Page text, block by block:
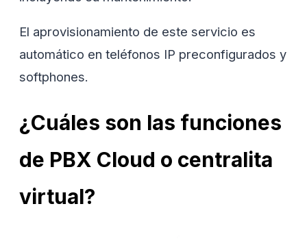
El aprovisionamiento de este servicio es
automático en teléfonos IP preconfigurados y
softphones.
¿Cuáles son las funciones
de PBX Cloud o centralita
virtual?